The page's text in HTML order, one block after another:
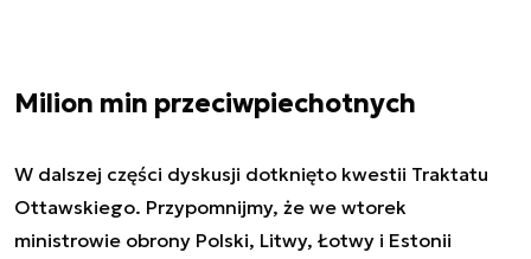
Milion min przeciwpiechotnych
W dalszej części dyskusji dotknięto kwestii Traktatu
Ottawskiego. Przypomnijmy, że we wtorek
ministrowie obrony Polski, Litwy, Łotwy i Estonii